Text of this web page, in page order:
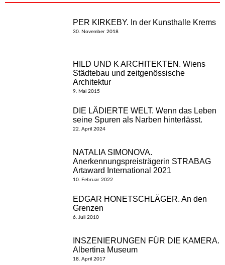
PER KIRKEBY. In der Kunsthalle Krems
30. November 2018
HILD UND K ARCHITEKTEN. Wiens
Städtebau und zeitgenössische
Architektur
9. Mai 2015
DIE LÄDIERTE WELT. Wenn das Leben
seine Spuren als Narben hinterlässt.
22. April 2024
NATALIA SIMONOVA.
Anerkennungspreisträgerin STRABAG
Artaward International 2021
10. Februar 2022
EDGAR HONETSCHLÄGER. An den
Grenzen
6. Juli 2010
INSZENIERUNGEN FÜR DIE KAMERA.
Albertina Museum
18. April 2017